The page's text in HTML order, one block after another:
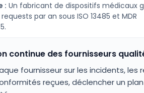
: Un fabricant de dispositifs médicaux
par an sous ISO 13485 et MDR
continue des fournisseurs
fournisseur sur les incidents, les
reçues, déclencher un